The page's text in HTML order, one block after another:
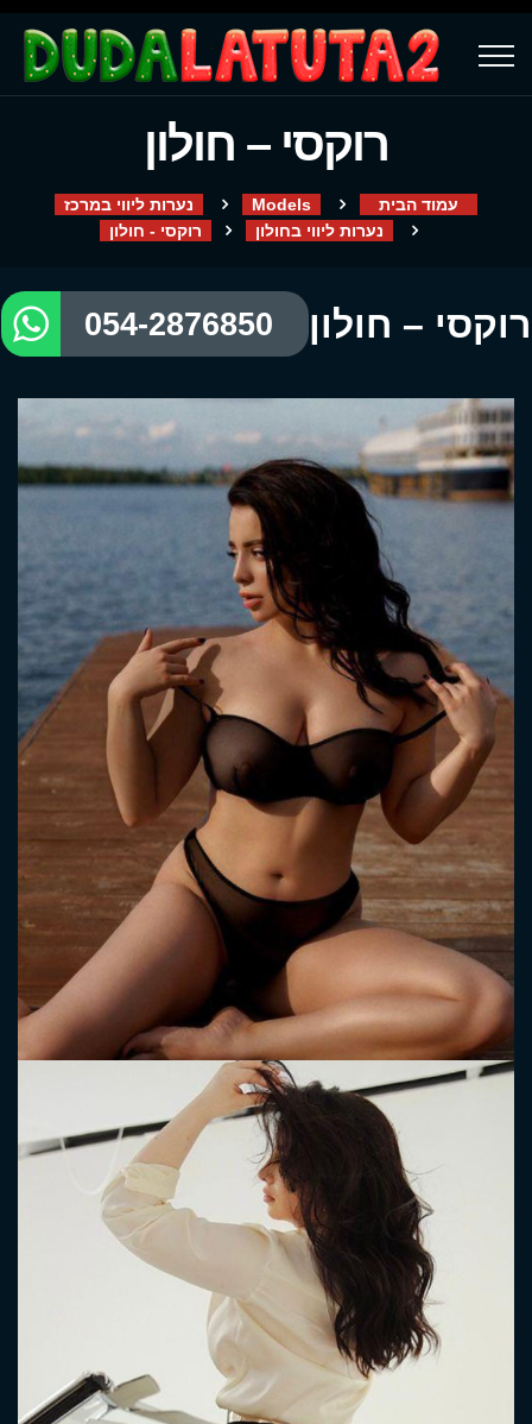
רוקסי – חולון
עמוד הבית Models
נערות ליווי במרכז
נערות ליווי בחולון
רוקסי - חולון
רוקסי – חולון 054-2876850